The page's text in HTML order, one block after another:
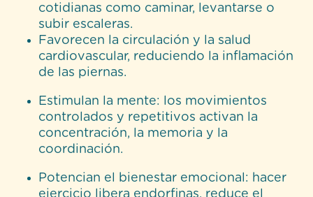
cotidianas como caminar, levantarse o
subir escaleras.
Favorecen la circulación y la salud
cardiovascular, reduciendo la inflamación
de las piernas.
Estimulan la mente: los movimientos
controlados y repetitivos activan la
concentración, la memoria y la
coordinación.
Potencian el bienestar emocional: hacer